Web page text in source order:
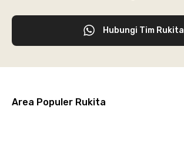
Hubungi Tim Rukita
Area Populer Rukita